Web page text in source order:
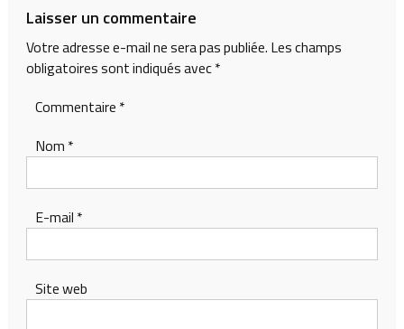
l’article
Laisser un commentaire
Votre adresse e-mail ne sera pas publiée. Les champs
obligatoires sont indiqués avec*
Commentaire *
Nom *
E-mail *
Site web